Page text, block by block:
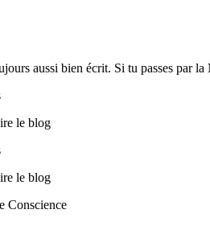
aussi bien écrit. Si tu passes par
le blog
le blog
Conscience